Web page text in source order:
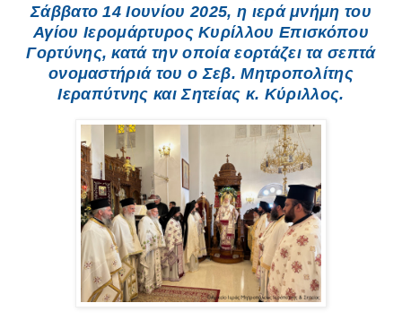
Σάββατο 14 Ιουνίου 2025, η ιερά μνήμη του
Αγίου Ιερομάρτυρος Κυρίλλου Επισκόπου
Γορτύνης, κατά την οποία εορτάζει τα σεπτά
ονομαστήριά του ο Σεβ. Μητροπολίτης
Ιεραπύτνης και Σητείας κ. Κύριλλος.